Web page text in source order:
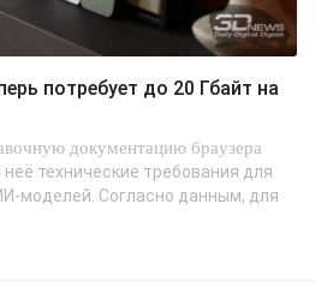
документацию браузера
технические требования для
моделей. Согласно данным, для